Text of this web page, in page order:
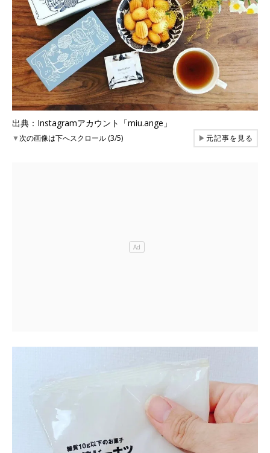
出典：Instagramアカウント「miu.ange」
▼次の画像は下へスクロール (3/5) ▶元記事を見る